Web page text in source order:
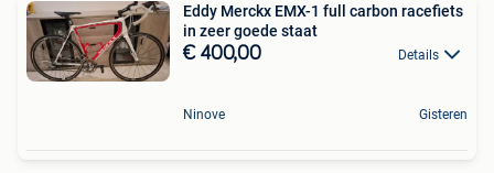
Eddy Merckx EMX-1 full carbon racefiets
in zeer goede staat
€ 400,00 Details
Ninove Gisteren